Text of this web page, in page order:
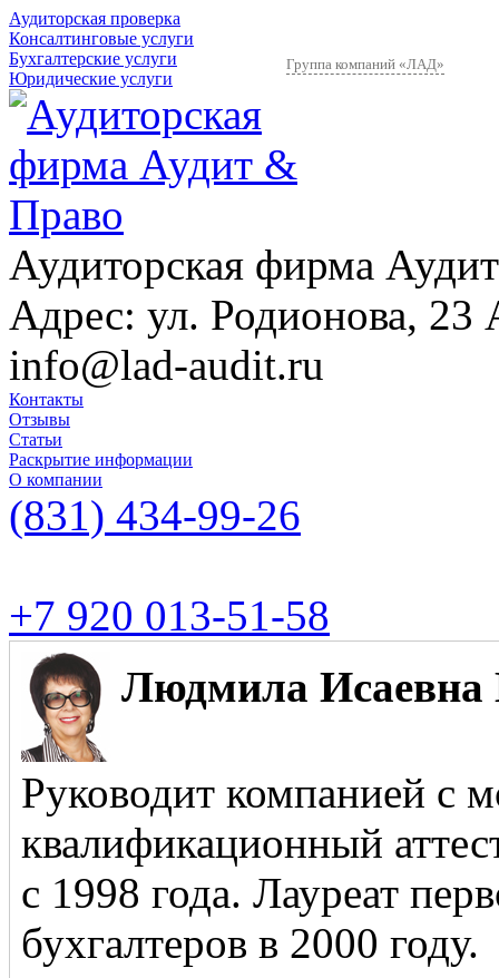
Аудиторская проверка
Консалтинговые услуги
Бухгалтерские услуги
Юридические услуги
Группа компаний «ЛАД»
Аудиторская фирма
Адрес: ул. Родионова, 23
info@lad-audit.ru
Контакты
Отзывы
Статьи
Раскрытие информации
О компании
(831) 434-99-26
+7 920 013-51-58
Людмила Исаевна
Руководит компанией с
квалификационный
с 1998 года. Лауреат
бухгалтеров в 2000 году.